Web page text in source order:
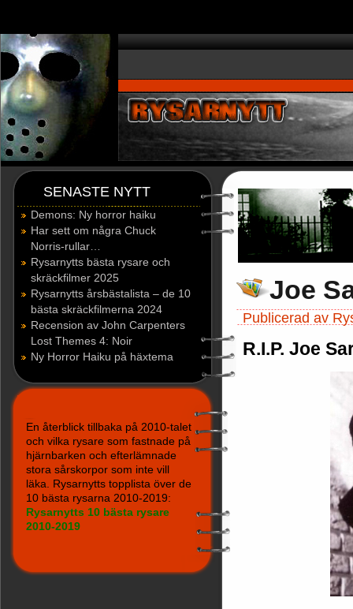
SENASTE NYTT
Demons: Ny horror haiku
Har sett om några Chuck
Norris-rullar…
Rysarnytts bästa rysare och
skräckfilmer 2025
Rysarnytts årsbästalista – de 10
bästa skräckfilmerna 2024
Recension av John Carpenters
Lost Themes 4: Noir
Ny Horror Haiku på häxtema
En återblick tillbaka på 2010-talet
och vilka rysare som fastnade på
hjärnbarken och efterlämnade
stora sårskorpor som inte vill
läka. Rysarnytts topplista över de
10 bästa rysarna 2010-2019:
Rysarnytts 10 bästa rysare
2010-2019
Joe
Publicerad av
R.I.P. Joe